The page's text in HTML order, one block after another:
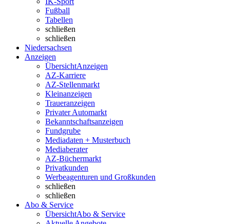
Fußball
Tabellen
schließen
schließen
Niedersachsen
Anzeigen
ÜbersichtAnzeigen
AZ-Karriere
AZ-Stellenmarkt
Kleinanzeigen
Traueranzeigen
Privater Automarkt
Bekanntschaftsanzeigen
Fundgrube
Mediadaten + Musterbuch
Mediaberater
AZ-Büchermarkt
Privatkunden
Werbeagenturen und Großkunden
schließen
schließen
Abo & Service
ÜbersichtAbo & Service